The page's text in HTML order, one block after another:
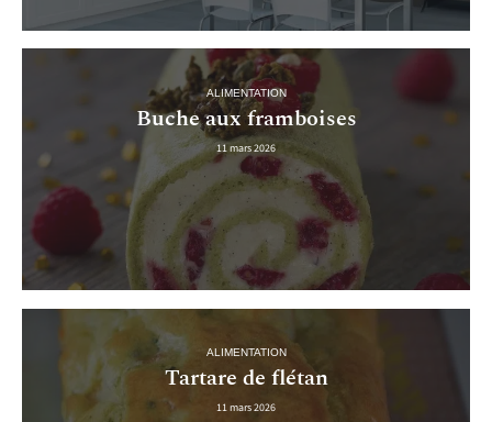
ALIMENTATION
Buche aux framboises
11 mars 2026
ALIMENTATION
Tartare de flétan
11 mars 2026